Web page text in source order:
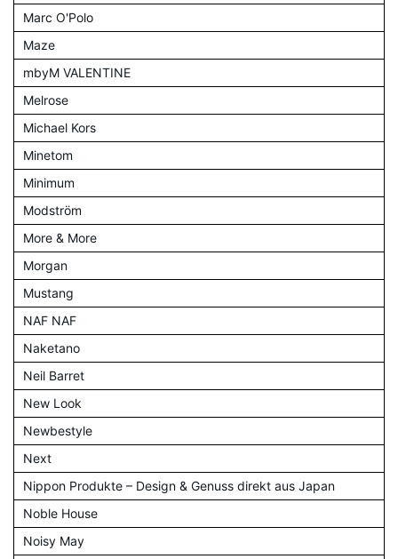
Marc O'Polo
Maze
mbyM VALENTINE
Melrose
Michael Kors
Minetom
Minimum
Modström
More & More
Morgan
Mustang
NAF NAF
Naketano
Neil Barret
New Look
Newbestyle
Next
Nippon Produkte – Design & Genuss direkt aus Japan
Noble House
Noisy May